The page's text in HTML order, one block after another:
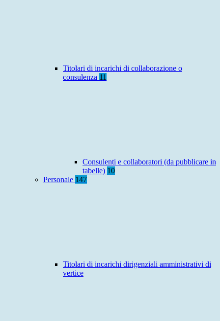
Titolari di incarichi di collaborazione o
consulenza 11
Consulenti e collaboratori (da pubblicare in
tabelle) 10
Personale 147
Titolari di incarichi dirigenziali amministrativi di
vertice